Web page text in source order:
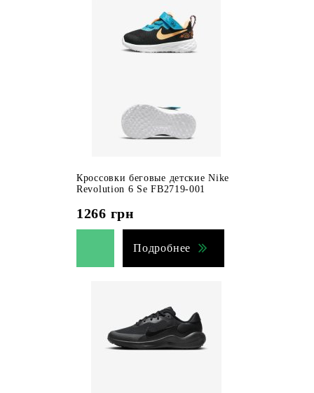
Кроссовки беговые детские Nike
Revolution 6 Se FB2719-001
1266 грн
Подробнее